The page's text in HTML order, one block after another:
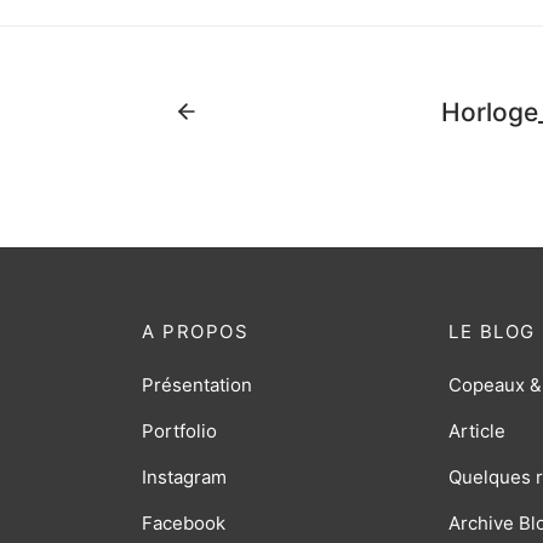
LE BLOG
Copeaux
Article
Quelques
Archive
A PROPOS
Présentation
Portfolio
Instagram
Facebook